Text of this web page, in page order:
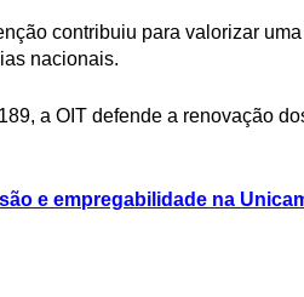
contribuiu para valorizar
nacionais.
a OIT defende a renovação
e empregabilidade na